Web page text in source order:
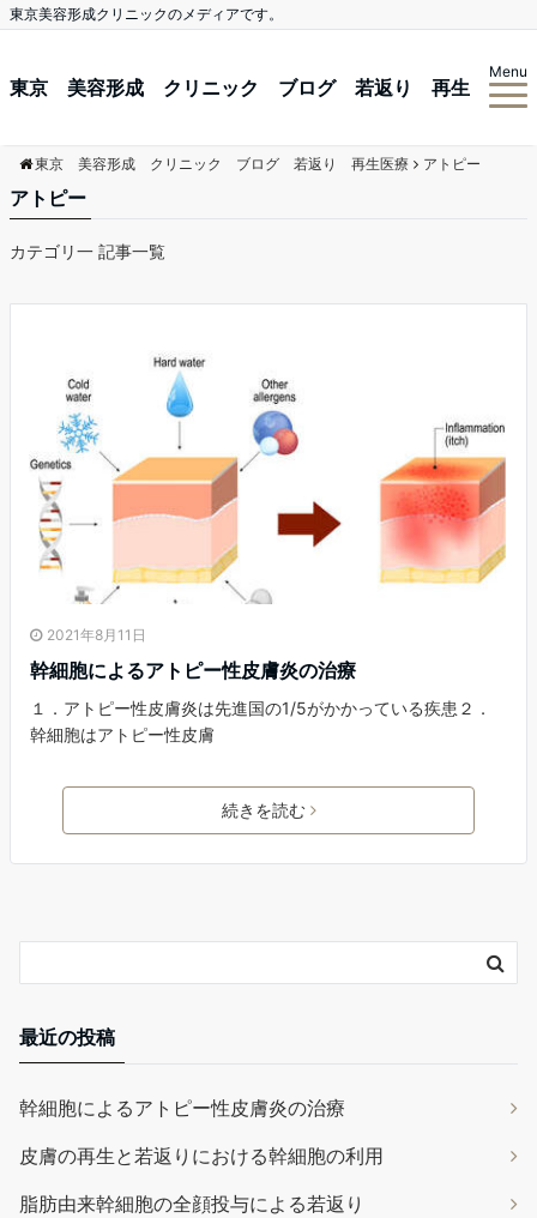
東京美容形成クリニックのメディアです。
東京 美容形成 クリニック ブログ 若返り 再生
医療
Menu
東京 美容形成 クリニック ブログ 若返り 再生医療 アトピー
アトピー
カテゴリ一 記事一覧
2021年8月11日
幹細胞によるアトピー性皮膚炎の治療
１．アトピー性皮膚炎は先進国の1/5がかかっている疾患２．
幹細胞はアトピー性皮膚
続きを読む
最近の投稿
幹細胞によるアトピー性皮膚炎の治療
皮膚の再生と若返りにおける幹細胞の利用
脂肪由来幹細胞の全顔投与による若返り